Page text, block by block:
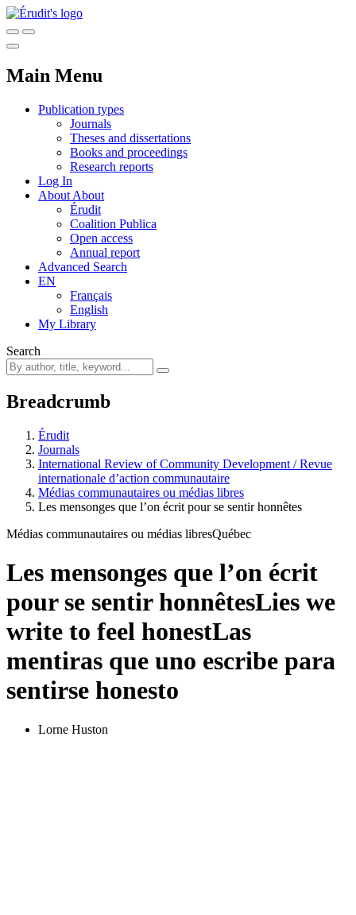
Main Menu
Publication types
Journals
Theses and dissertations
Books and proceedings
Research reports
Log In
About About
Érudit
Coalition Publica
Open access
Annual report
Advanced Search
EN
Français
English
My Library
Search
Breadcrumb
Érudit
Journals
International Review of Community Development / Revue
internationale d’action communautaire
Médias communautaires ou médias libres
Les mensonges que l’on écrit pour se sentir honnêtes
Médias communautaires ou médias libresQuébec
Les mensonges que l’on écrit
pour se sentir honnêtesLies we
write to feel honestLas
mentiras que uno escribe para
sentirse honesto
Lorne Huston